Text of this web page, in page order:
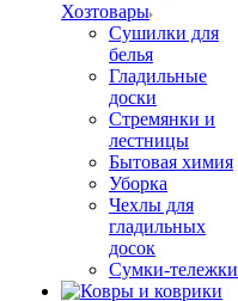
Хозтовары
Сушилки для
белья
Гладильные
доски
Стремянки и
лестницы
Бытовая химия
Уборка
Чехлы для
гладильных
досок
Сумки-тележки